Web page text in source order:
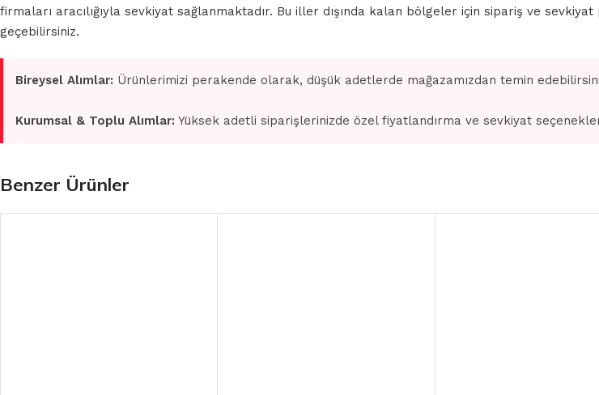
firmaları aracılığıyla sevkiyat sağlanmaktadır. Bu iller dışında kalan bölgeler için sipariş ve
geçebilirsiniz.
Bireysel Alımlar: Ürünlerimizi perakende olarak, düşük adetlerde mağazamızdan temin
Kurumsal & Toplu Alımlar: Yüksek adetli siparişlerinizde özel fiyatlandırma ve sevkiyat
Benzer Ürünler